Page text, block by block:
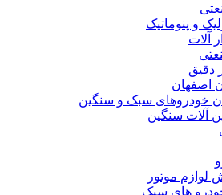
و پنوماتیک
آلات
دقیق
اصفهان
خودروهای سبک و سنگین
آلات سنگین
لوازم موتور
های سبک